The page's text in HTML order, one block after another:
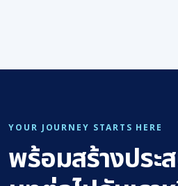
YOUR JOURNEY STARTS HERE
พร้อมสร้างประ